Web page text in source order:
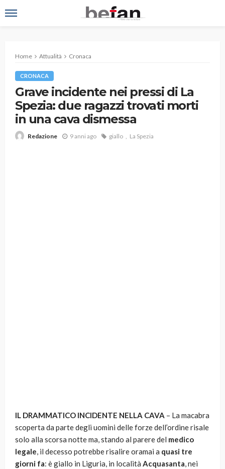
Home Attualità Cronaca
CRONACA
Grave incidente nei pressi di La
Spezia: due ragazzi trovati morti
in una cava dismessa
Redazione 9 anni ago giallo La Spezia
IL DRAMMATICO INCIDENTE NELLA CAVA – La macabra
scoperta da parte degli uomini delle forze dell’ordine risale
solo alla scorsa notte ma, stando al parere del medico
legale, il decesso potrebbe risalire oramai a quasi tre
giorni fa: è giallo in Liguria, in località Acquasanta, nei